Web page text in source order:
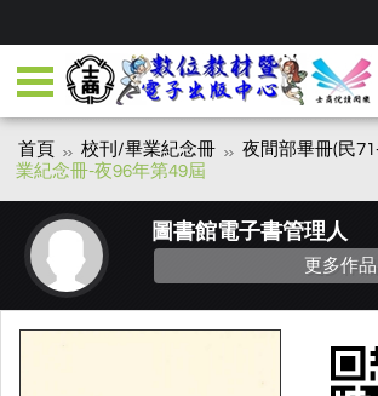
首頁 校刊/畢業紀念冊 夜間部畢冊(民
業紀念冊-夜96年第49屆
圖書館電子書管理人
更多作品